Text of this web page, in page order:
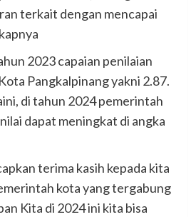
terkait dengan mencapai
2023 capaian penilaian
Pangkalpinang yakni 2.87.
di tahun 2024 pemerintah
dapat meningkat di angka
terima kasih kepada kita
kota yang tergabung
Kita di 2024 ini kita bisa